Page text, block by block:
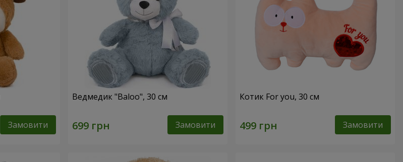
Замовити
Ведмедик "Baloo", 30 см
Замовити
Котик For you, 30 см
Замовити